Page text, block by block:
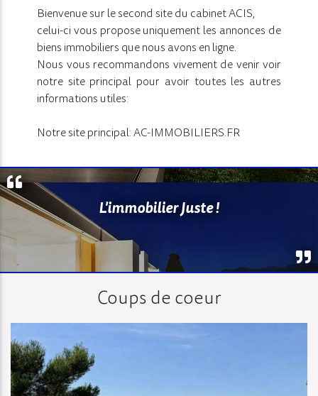
Bienvenue sur le second site du cabinet ACIS,
celui-ci vous propose uniquement les annonces de
biens immobiliers que nous avons en ligne.
Nous vous recommandons vivement de venir voir
notre site principal pour avoir toutes les autres
informations utiles:
Notre site principal: AC-IMMOBILIERS.FR
L'immobilier Juste !
Coups de coeur